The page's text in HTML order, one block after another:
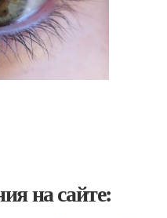
на сайте: